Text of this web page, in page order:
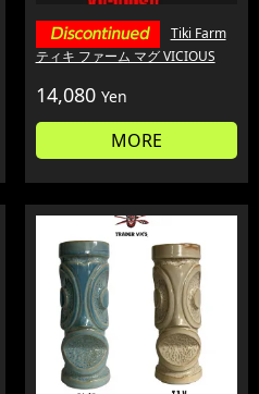
Tiki Farm
ティキ ファーム マグ VICIOUS
14,080 Yen
MORE